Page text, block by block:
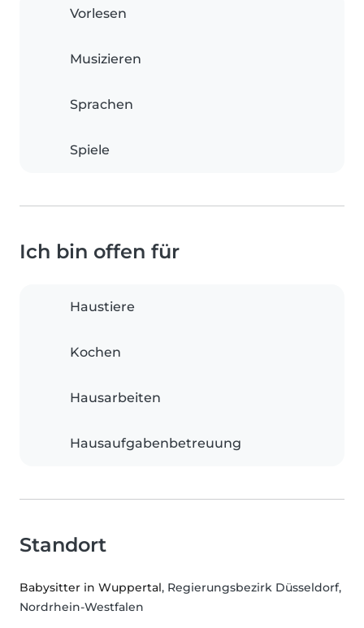
Vorlesen
Musizieren
Sprachen
Spiele
Ich bin offen für
Haustiere
Kochen
Hausarbeiten
Hausaufgabenbetreuung
Standort
Babysitter in Wuppertal, Regierungsbezirk Düsseldorf,
Nordrhein-Westfalen